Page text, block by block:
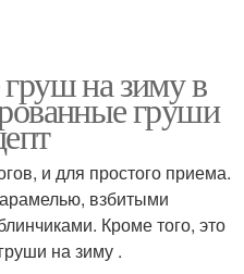
на зиму в
груши
и для простого приема.
взбитыми
Кроме того, это
на зиму .